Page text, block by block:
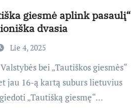
giesmė aplink pasaulį“
dvasia
Lie 4, 2025
bei „Tautiškos giesmės“
jau 16-ą kartą suburs lietuvius
„Tautišką giesmę“…